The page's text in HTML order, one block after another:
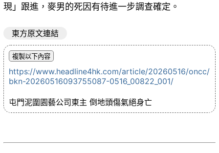
現」跟進，麥男的死因有待進一步調查確定。
東方原文連結
https://www.headline4hk.com/article/20260516/oncc/
bkn-20260516093755087-0516_00822_001/
屯門泥圍園藝公司東主 倒地頭傷氣絕身亡